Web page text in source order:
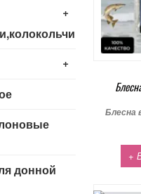
+
+
донной
Блесна
+